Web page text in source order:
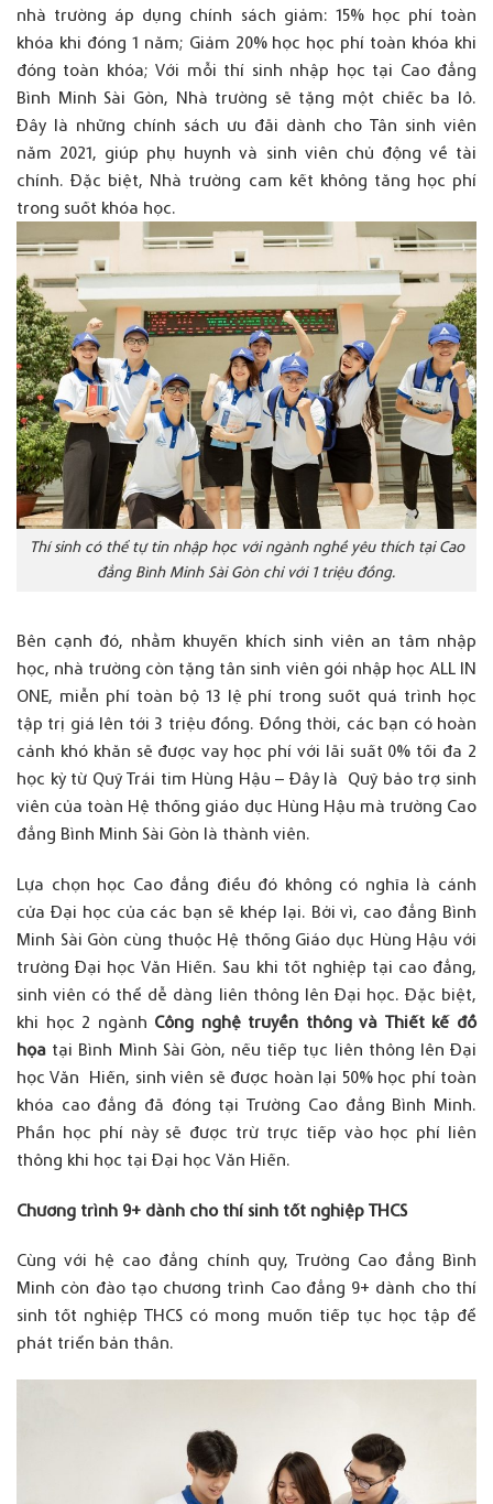
nhà trường áp dụng chính sách giảm: 15% học phí toàn
khóa khi đóng 1 năm; Giảm 20% học học phí toàn khóa khi
đóng toàn khóa; Với mỗi thí sinh nhập học tại Cao đẳng
Bình Minh Sài Gòn, Nhà trường sẽ tặng một chiếc ba lô.
Đây là những chính sách ưu đãi dành cho Tân sinh viên
năm 2021, giúp phụ huynh và sinh viên chủ động về tài
chính. Đặc biệt, Nhà trường cam kết không tăng học phí
trong suốt khóa học.
Thí sinh có thể tự tin nhập học với ngành nghề yêu thích tại Cao
đẳng Bình Minh Sài Gòn chỉ với 1 triệu đồng.
Bên cạnh đó, nhằm khuyến khích sinh viên an tâm nhập
học, nhà trường còn tặng tân sinh viên gói nhập học ALL IN
ONE, miễn phí toàn bộ 13 lệ phí trong suốt quá trình học
tập trị giá lên tới 3 triệu đồng. Đồng thời, các bạn có hoàn
cảnh khó khăn sẽ được vay học phí với lãi suất 0% tối đa 2
học kỳ từ Quỹ Trái tim Hùng Hậu – Đây là Quỹ bảo trợ sinh
viên của toàn Hệ thống giáo dục Hùng Hậu mà trường Cao
đẳng Bình Minh Sài Gòn là thành viên.
Lựa chọn học Cao đẳng điều đó không có nghĩa là cánh
cửa Đại học của các bạn sẽ khép lại. Bởi vì, cao đẳng Bình
Minh Sài Gòn cùng thuộc Hệ thống Giáo dục Hùng Hậu với
trường Đại học Văn Hiến. Sau khi tốt nghiệp tại cao đẳng,
sinh viên có thể dễ dàng liên thông lên Đại học. Đặc biệt,
khi học 2 ngành Công nghệ truyền thông và Thiết kế đồ
họa tại Bình Mình Sài Gòn, nếu tiếp tục liên thông lên Đại
học Văn Hiến, sinh viên sẽ được hoàn lại 50% học phí toàn
khóa cao đẳng đã đóng tại Trường Cao đẳng Bình Minh.
Phần học phí này sẽ được trừ trực tiếp vào học phí liên
thông khi học tại Đại học Văn Hiến.
Chương trình 9+ dành cho thí sinh tốt nghiệp THCS
Cùng với hệ cao đẳng chính quy, Trường Cao đẳng Bình
Minh còn đào tạo chương trình Cao đẳng 9+ dành cho thí
sinh tốt nghiệp THCS có mong muốn tiếp tục học tập để
phát triển bản thân.